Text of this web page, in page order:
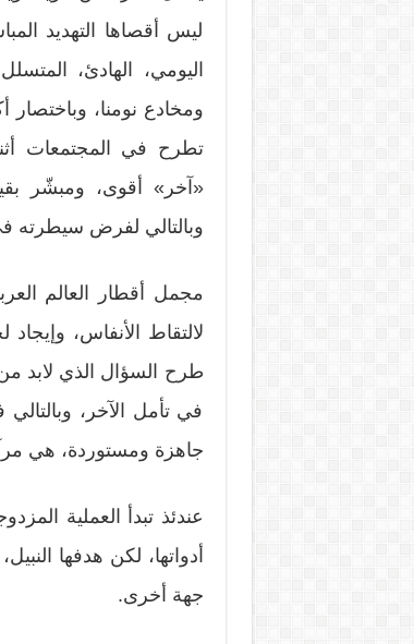
ليس أقصاها التهديد
اليومي، الهادئ،
ومخادع نومنا، وباختصار
تطرح في المجتمعات
«آخر» أقوى، ومبشّر
وبالتالي لفرض سيطرته
مجمل أقطار العالم
لالتقاط الأنفاس،
طرح السؤال الذي لابد
في تأمل الآخر،
جاهزة ومستوردة، هي
عندئذ تبدأ العملية
أدواتها، لكن هدفها
جهة أخرى.